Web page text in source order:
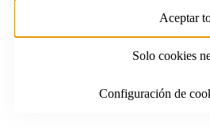
Aceptar
Solo cookies
Configuración de